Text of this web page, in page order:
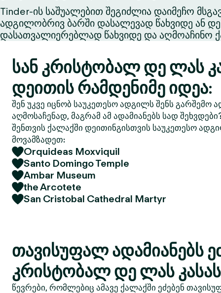
Tinder-ის საშუალებით შეგიძლია დაიმეჩო
ადგილობრივ ბარში დასალევად წახვიდე ან
დასათვალიერებლად წახვიდე და აღმოაჩინო
სან კრისტობალ დე ლას
დეითის რამდენიმე იდეა:
შენ უკვე იცნობ საუკეთესო ადგილს შენს გარშემო
აღმოსაჩენად, მაგრამ ამ ადამიანებს სად
შენთვის ქალაქში დეითინგისთვის საუკეთესო
მოვამზადეთ:
Orquideas Moxviquil
Santo Domingo Temple
Ambar Museum
the Arcotete
San Cristobal Cathedral Martyr
თავისუფალ ადამიანებს
კრისტობალ დე ლას
წევრები, რომლებიც ამავე ქალაქში ეძებენ